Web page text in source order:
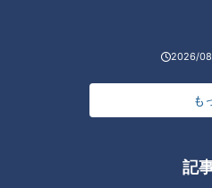
2026/
も
記
スとして活躍。土岐商OBでプ
武博さんがいる。ちなみに奥村
社会人野球の道に進んだ三菱重